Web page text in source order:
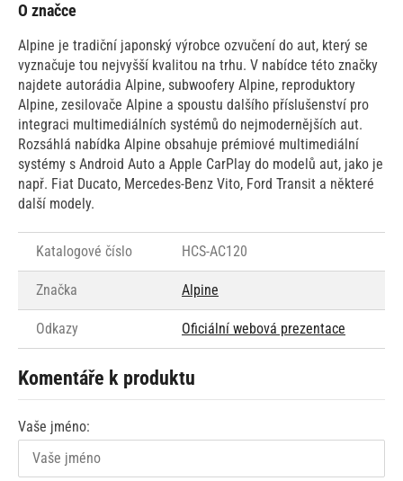
O značce
Alpine je tradiční japonský výrobce ozvučení do aut, který se
vyznačuje tou nejvyšší kvalitou na trhu. V nabídce této značky
najdete autorádia Alpine, subwoofery Alpine, reproduktory
Alpine, zesilovače Alpine a spoustu dalšího příslušenství pro
integraci multimediálních systémů do nejmodernějších aut.
Rozsáhlá nabídka Alpine obsahuje prémiové multimediální
systémy s Android Auto a Apple CarPlay do modelů aut, jako je
např. Fiat Ducato, Mercedes-Benz Vito, Ford Transit a některé
další modely.
Katalogové číslo HCS-AC120
Značka Alpine
Odkazy Oficiální webová prezentace
Komentáře k produktu
Vaše jméno: